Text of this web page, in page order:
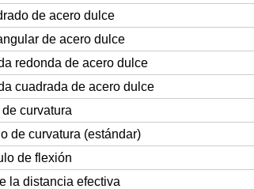
de acero dulce
de acero dulce
redonda de acero dulce
cuadrada de acero dulce
curvatura
de curvatura (estándar)
de flexión
la distancia efectiva